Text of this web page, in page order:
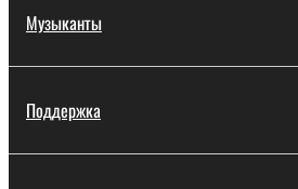
Музыканты
Поддержка